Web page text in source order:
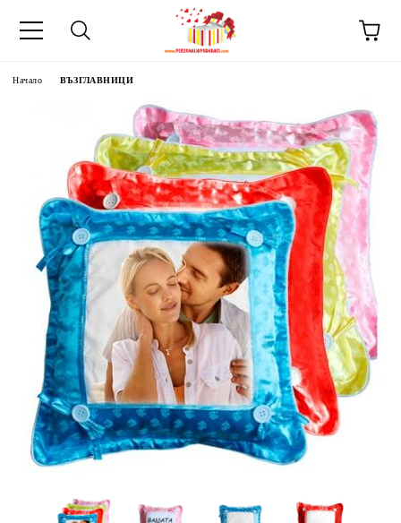
Начало ВЪЗГЛАВНИЦИ